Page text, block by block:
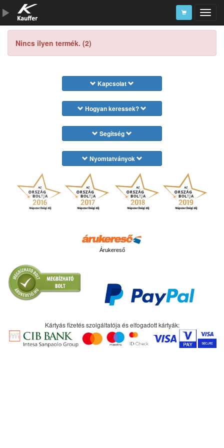
Szerszámkatalógus
Nincs ilyen termék. (2)
Kapcsolat
Hogyan keressek?
Segítség
Nyomtatványok
Árukereső
Kártyás fizetés szolgáltatója és elfogadott kártyák: